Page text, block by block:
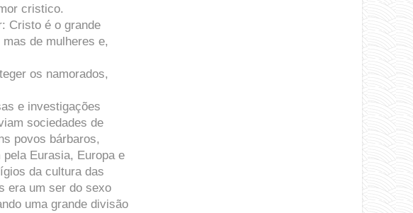
cristico.
Cristo é o grande
de mulheres e,
os namorados,
e investigações
sociedades de
povos bárbaros,
Eurasia, Europa e
da cultura das
era um ser do sexo
uma grande divisão